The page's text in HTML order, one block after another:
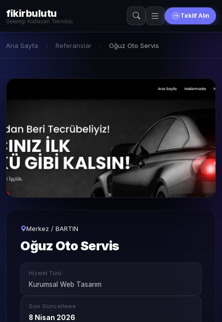
fikirbulutu
Geleceği Kodlayan Teknoloji
Teklif Alın
Ana Sayfa Referanslar Oğuz Oto Servis
Merkez / BARTIN
Oğuz Oto Servis
Hizmet Türü
Kurumsal Web Tasarım
Son Güncelleme
8 Nisan 2026